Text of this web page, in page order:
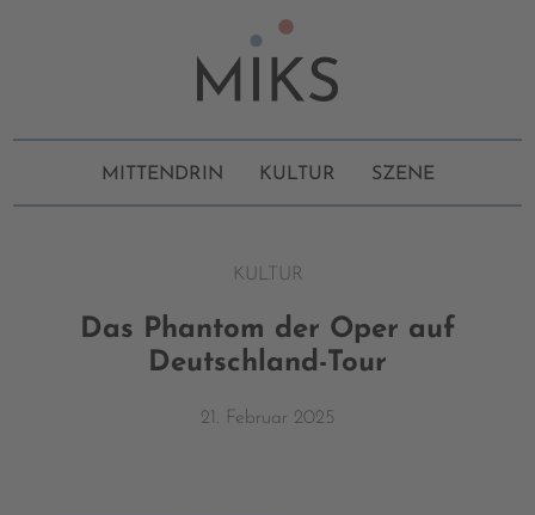
MITTENDRIN KULTUR SZENE
KULTUR
Das Phantom der Oper auf
Deutschland-Tour
21. Februar 2025